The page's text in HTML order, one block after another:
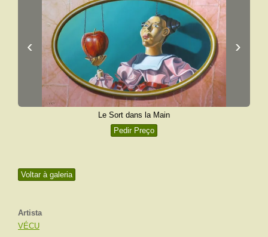
Voltar à galeria
Artista
VÉCU
‹ ›
Le Sort dans la Main
Pedir Preço